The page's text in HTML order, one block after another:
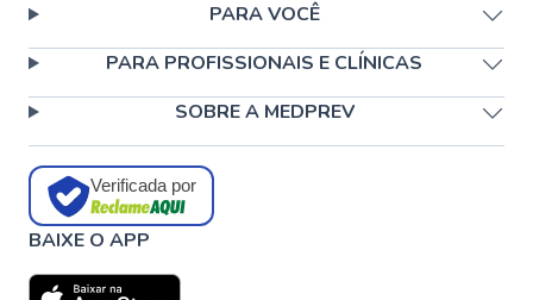
PARA VOCÊ
PARA PROFISSIONAIS E CLÍNICAS
SOBRE A MEDPREV
Verificada por
BAIXE O APP